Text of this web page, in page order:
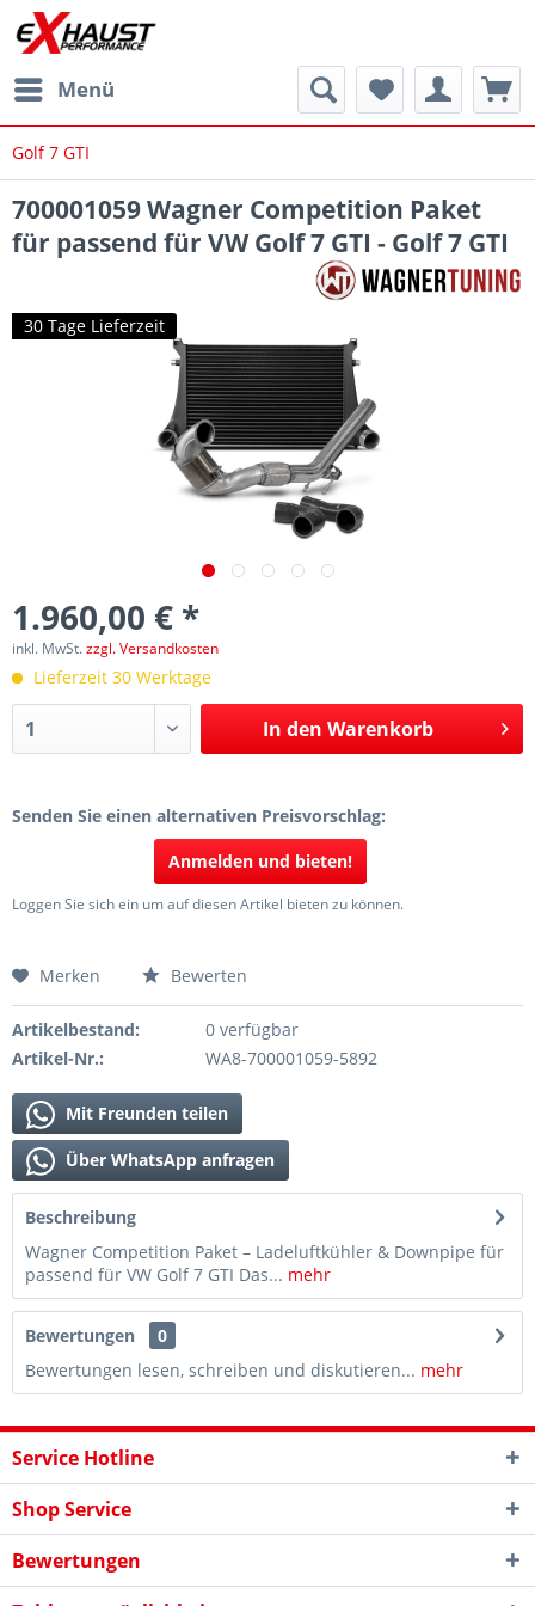
Menü
Golf 7 GTI
700001059 Wagner Competition Paket
für passend für VW Golf 7 GTI - Golf 7 GTI
30 Tage Lieferzeit
1.960,00 € *
inkl. MwSt.zzgl. Versandkosten
Lieferzeit 30 Werktage
In den Warenkorb
Senden Sie einen alternativen Preisvorschlag:
Anmelden und bieten!
Loggen Sie sich ein um auf diesen Artikel bieten zu können.
Merken Bewerten
Artikelbestand:
0 verfügbar
Artikel-Nr.:
WA8-700001059-5892
Mit Freunden teilen
Über WhatsApp anfragen
Beschreibung
Wagner Competition Paket – Ladeluftkühler & Downpipe für
passend für VW Golf 7 GTI Das... mehr
Bewertungen
0
Bewertungen lesen, schreiben und diskutieren... mehr
Service Hotline
Shop Service
Bewertungen